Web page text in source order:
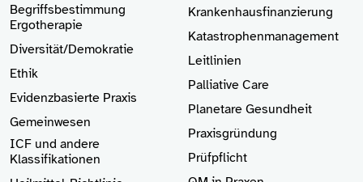
Begriffsbestimmung
Ergotherapie
Diversität/Demokratie
Ethik
Evidenzbasierte Praxis
Gemeinwesen
ICF und andere
Klassifikationen
Krankenhaus­finanzierung
Katastrophenmanagement
Leitlinien
Palliative Care
Planetare Gesundheit
Praxisgründung
Prüfpflicht